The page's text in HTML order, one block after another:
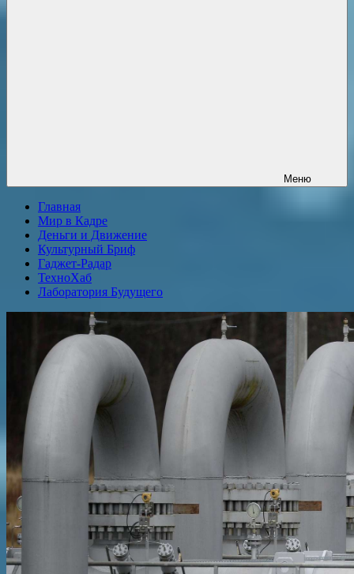
Меню
Главная
Мир в Кадре
Деньги и Движение
Культурный Бриф
Гаджет-Радар
ТехноХаб
Лаборатория Будущего